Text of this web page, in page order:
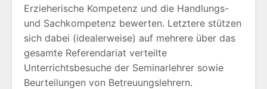
Erzieherische Kompetenz und die Handlungs-
und Sachkompetenz bewerten. Letztere stützen
sich dabei (idealerweise) auf mehrere über das
gesamte Referendariat verteilte
Unterrichtsbesuche der Seminarlehrer sowie
Beurteilungen von Betreuungslehrern.